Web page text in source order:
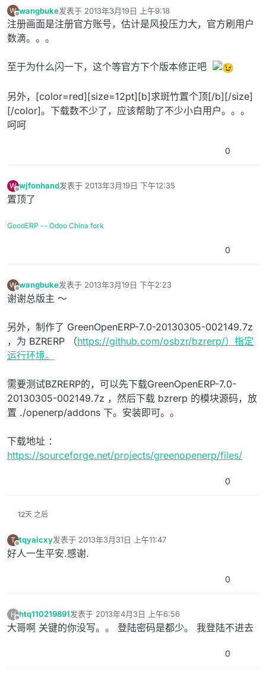
W
离线
wangbuke发表于 2013年3月19日 上午9:18
最后由 编辑
注册画面是注册官方账号，估计是风投压力大，官方刷用户
数滴。。。
至于为什么闪一下，这个等官方下个版本修正吧
另外，[color=red][size=12pt][b]求斑竹置个顶[/b][/size]
[/color]。下载数不少了，应该帮助了不少小白用户。。。
呵呵
0
W
离线
wjfonhand发表于 2013年3月19日 下午12:35
最后由 编辑
置顶了
GoodERP -- Odoo China fork
0
W
离线
wangbuke发表于 2013年3月19日 下午2:23
最后由 编辑
谢谢总版主 ～
另外，制作了 GreenOpenERP-7.0-20130305-002149.7z
，为 BZRERP （https://github.com/osbzr/bzrerp/）指定
运行环境。
需要测试BZRERP的，可以先下载GreenOpenERP-7.0-
20130305-002149.7z ，然后下载 bzrerp 的模块源码，放
置 ./openerp/addons 下。安装即可。。
下载地址 ：
https://sourceforge.net/projects/greenopenerp/files/
0
12天 之后
T
离线
tqyaicxy发表于 2013年3月31日 上午11:47
最后由 编辑
好人一生平安.感谢.
0
H
离线
htq110219891发表于 2013年4月3日 上午6:56
最后由 编辑
大哥啊 关键的你没写。。 登陆密码是都少。 我登陆不进去
0